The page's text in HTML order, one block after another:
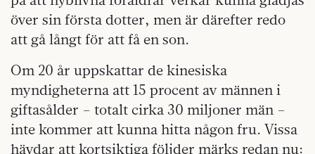
över sin första dotter, men är därefter redo
att gå långt för att få en son.
Om 20 år uppskattar de kinesiska
myndigheterna att 15 procent av männen i
giftasålder – totalt cirka 30 miljoner män –
inte kommer att kunna hitta någon fru. Vissa
hävdar att kortsiktiga följder märks redan nu: